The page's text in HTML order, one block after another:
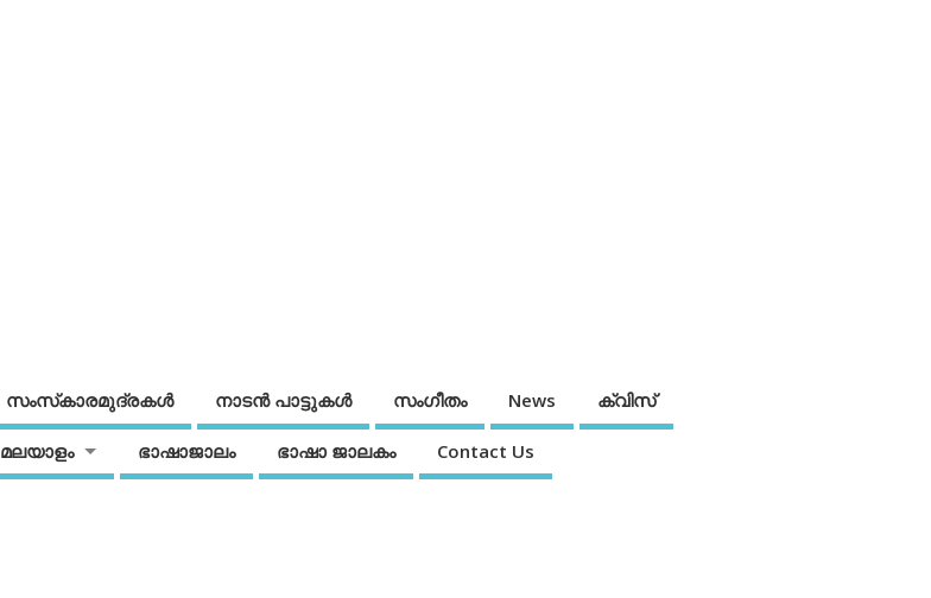
സംസ്‌കാരമുദ്രകള്‍ നാടന്‍ പാട്ടുകള്‍ സംഗീതം News ക്വിസ്
മലയാളം ഭാഷാജാലം ഭാഷാ ജാലകം Contact Us